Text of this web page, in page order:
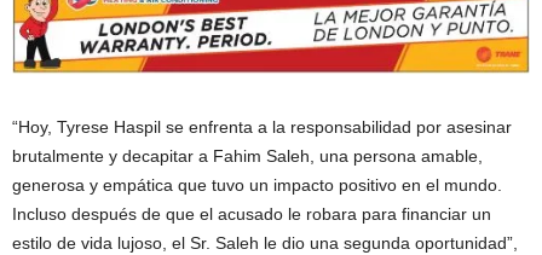
“Hoy, Tyrese Haspil se enfrenta a la responsabilidad por asesinar
brutalmente y decapitar a Fahim Saleh, una persona amable,
generosa y empática que tuvo un impacto positivo en el mundo.
Incluso después de que el acusado le robara para financiar un
estilo de vida lujoso, el Sr. Saleh le dio una segunda oportunidad”,